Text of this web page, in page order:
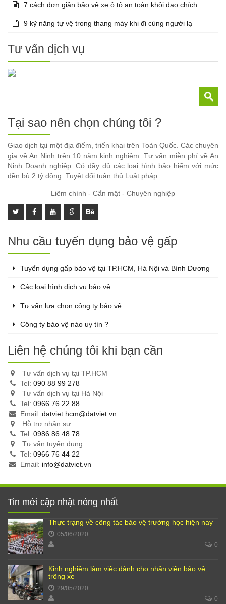
7 cách đơn giản bảo vệ xe ô tô an toàn khỏi đạo chích
9 kỹ năng tự vệ trong thang máy khi đi cùng người lạ
Tư vấn dịch vụ
Tại sao nên chọn chúng tôi ?
Giao dịch tại một địa điểm, triển khai trên Toàn Quốc. Các chuyên
gia về An Ninh trên 10 năm kinh nghiệm. Tư vấn miễn phí về An
Ninh Doanh nghiệp. Có đầy đủ các loại hình bảo hiểm với mức
đền bù 2 tỷ đồng. Tuyệt đối tuân thủ Luật pháp.
Liêm chính - Cẩn mật - Chuyên nghiệp
Nhu cầu tuyển dụng bảo vệ gấp
Tuyển dụng gấp bảo vệ tại TP.HCM, Hà Nội và Bình Dương
Các loại hình dịch vụ bảo vệ
Tư vấn lựa chọn công ty bảo vệ.
Công ty bảo vệ nào uy tín ?
Liên hệ chúng tôi khi bạn cần
Tư vấn dịch vụ tại TP.HCM
Tel: 090 88 99 278
Tư vấn dịch vụ tại Hà Nội
Tel: 0966 76 22 88
Email: datviet.hcm@datviet.vn
Hỗ trợ nhân sự
Tel: 0986 86 48 78
Tư vấn tuyển dụng
Tel: 0966 76 44 22
Email: info@datviet.vn
Tin mới cập nhật nóng nhất
Thực trạng về công tác bảo vệ trường học hiện nay
05/06/2020
0
Kinh nghiệm làm việc dành cho nhân viên bảo vệ
trông xe
29/05/2020
0